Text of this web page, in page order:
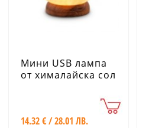
Мини USB лампа
от хималайска сол
14.32 € / 28.01 ЛВ.